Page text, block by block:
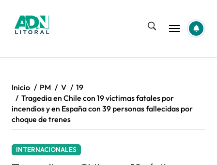
contenido
Inicio PM V
19
Tragedia en Chile con 19 víctimas fatales por
incendios y en España con 39 personas fallecidas por
choque de trenes
INTERNACIONALES